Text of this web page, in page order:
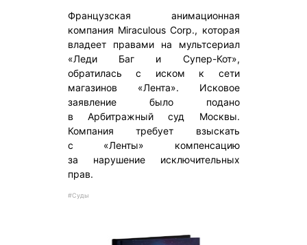
Французская анимационная
компания Miraculous Corp., которая
владеет правами на мультсериал
«Леди Баг и Супер-Кот»,
обратилась с иском к сети
магазинов «Лента». Исковое
заявление было подано
в Арбитражный суд Москвы.
Компания требует взыскать
с «Ленты» компенсацию
за нарушение исключительных
прав.
#Суды